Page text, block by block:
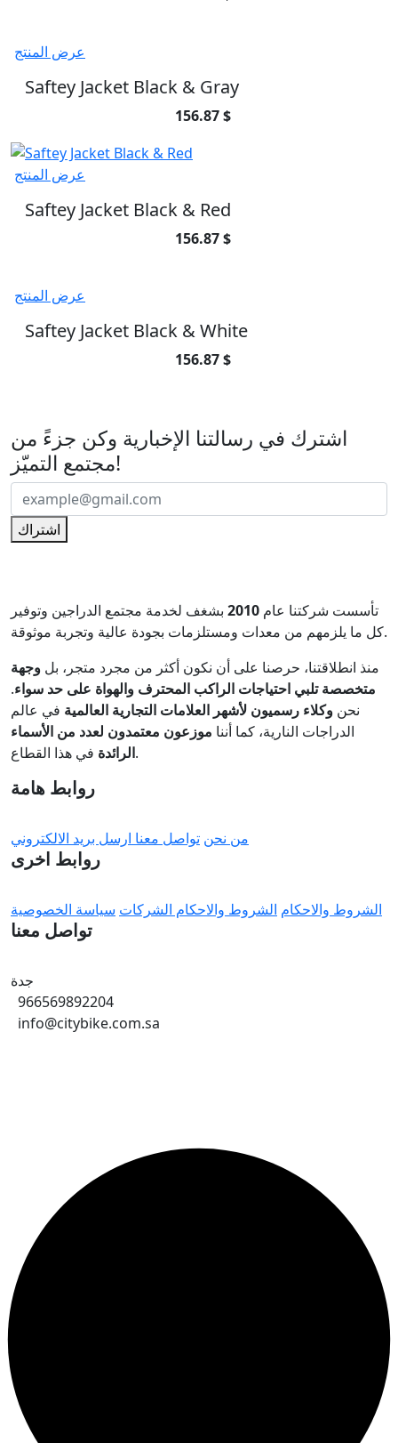
عرض المنتج
Saftey Jacket Black & Gray
156.87 $
عرض المنتج
Saftey Jacket Black & Red
156.87 $
عرض المنتج
Saftey Jacket Black & White
156.87 $
اشترك في رسالتنا الإخبارية وكن جزءً من
مجتمع التميّز!
اشتراك
تأسست شركتنا عام 2010 بشغف لخدمة مجتمع الدراجين وتوفير
كل ما يلزمهم من معدات ومستلزمات بجودة عالية وتجربة موثوقة.
منذ انطلاقتنا، حرصنا على أن نكون أكثر من مجرد متجر، بل وجهة
متخصصة تلبي احتياجات الراكب المحترف والهواة على حد سواء.
نحن وكلاء رسميون لأشهر العلامات التجارية العالمية في عالم
الدراجات النارية، كما أننا موزعون معتمدون لعدد من الأسماء
الرائدةفي هذا القطاع.
روابط هامة
من نحن تواصل معنا ارسل بريد الالكتروني
روابط اخرى
الشروط والاحكام الشروط والاحكام الشركات سياسة الخصوصية
تواصل معنا
جدة
966569892204
info@citybike.com.sa